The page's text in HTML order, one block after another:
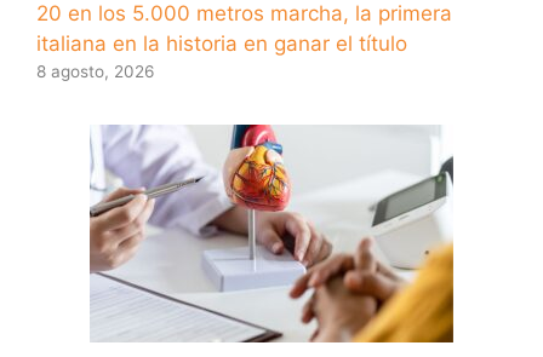
20 en los 5.000 metros marcha, la primera
italiana en la historia en ganar el título
8 agosto, 2026